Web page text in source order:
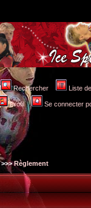
Rechercher Liste
Profil Se connecter
>>>Règlement